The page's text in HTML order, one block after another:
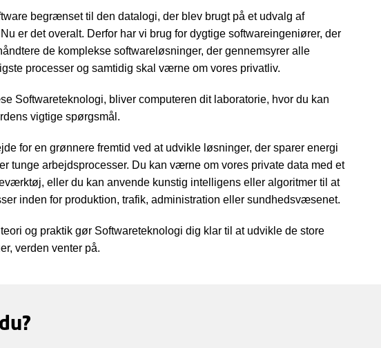
begrænset til den datalogi, der blev brugt på et udvalg af
er det overalt. Derfor har vi brug for dygtige softwareingeniører, der
de komplekse softwareløsninger, der gennemsyrer alle
processer og samtidig skal værne om vores privatliv.
Softwareteknologi, bliver computeren dit laboratorie, hvor du kan
vigtige spørgsmål.
for en grønnere fremtid ved at udvikle løsninger, der sparer energi
tunge arbejdsprocesser. Du kan værne om vores private data med et
eller du kan anvende kunstig intelligens eller algoritmer til at
inden for produktion, trafik, administration eller sundhedsvæsenet.
teori og praktik gør Softwareteknologi dig klar til at udvikle de store
verden venter på.